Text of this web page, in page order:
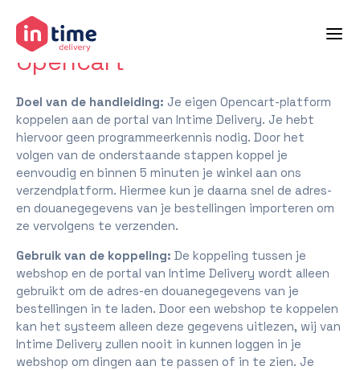
terug naar helpcenter
Opencart
Doel van de handleiding: Je eigen Opencart-platform
koppelen aan de portal van Intime Delivery. Je hebt
hiervoor geen programmeerkennis nodig. Door het
volgen van de onderstaande stappen koppel je
eenvoudig en binnen 5 minuten je winkel aan ons
verzendplatform. Hiermee kun je daarna snel de adres-
en douanegegevens van je bestellingen importeren om
ze vervolgens te verzenden.
Gebruik van de koppeling: De koppeling tussen je
webshop en de portal van Intime Delivery wordt alleen
gebruikt om de adres-en douanegegevens van je
bestellingen in te laden. Door een webshop te koppelen
kan het systeem alleen deze gegevens uitlezen, wij van
Intime Delivery zullen nooit in kunnen loggen in je
webshop om dingen aan te passen of in te zien. Je